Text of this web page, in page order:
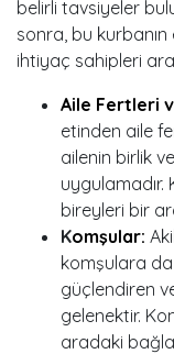
belirli tavsiyeler
sonra, bu
ihtiyaç sahipleri
Aile Fertleri
etinden aile
ailenin birlik
uygulamadır.
bireyleri bir
Komşular:
komşulara da
güçlendiren
gelenektir.
aradaki